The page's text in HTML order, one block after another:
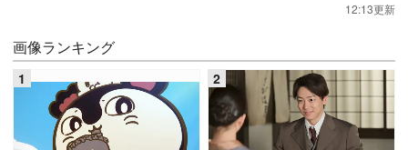
12:13更新
画像ランキング